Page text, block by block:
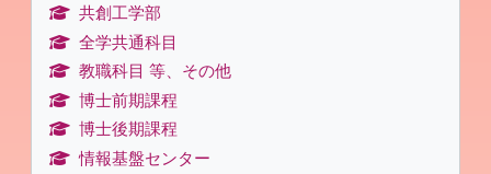
共創工学部
全学共通科目
教職科目 等、その他
博士前期課程
博士後期課程
情報基盤センター